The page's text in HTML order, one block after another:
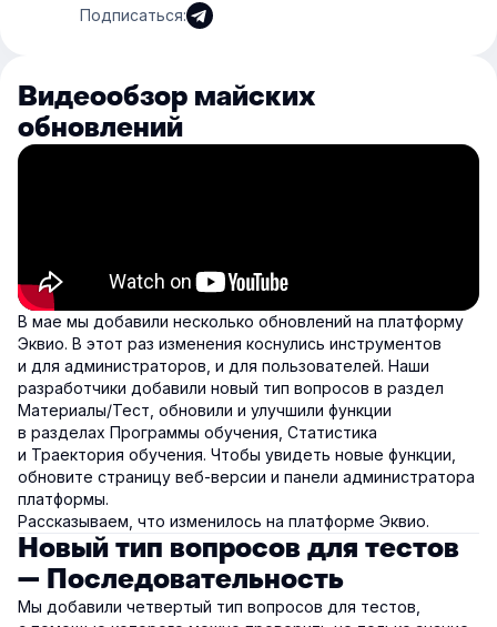
Подписаться:
Видеообзор майских
обновлений
В мае мы добавили несколько обновлений на платформу
Эквио. В этот раз изменения коснулись инструментов
и для администраторов, и для пользователей. Наши
разработчики добавили новый тип вопросов в раздел
Материалы/Тест, обновили и улучшили функции
в разделах Программы обучения, Статистика
и Траектория обучения. Чтобы увидеть новые функции,
обновите страницу веб-версии и панели администратора
платформы.
Рассказываем, что изменилось на платформе Эквио.
Новый тип вопросов для тестов
— Последовательность
Мы добавили четвертый тип вопросов для тестов,